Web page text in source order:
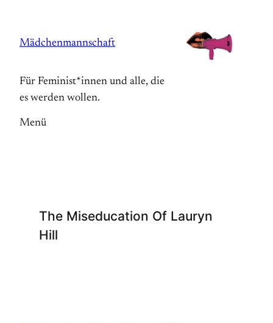
springen
Mädchenmannschaft
Für Feminist*innen und alle, die
es werden wollen.
Menü
The Miseducation Of Lauryn
Hill